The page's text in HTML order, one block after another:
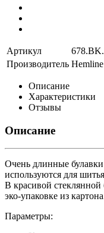
Артикул
Производитель Hemline
Описание
Характеристики
Отзывы
Описание
Очень длинные
используются для
В красивой
эко-упаковке из
Параметры: